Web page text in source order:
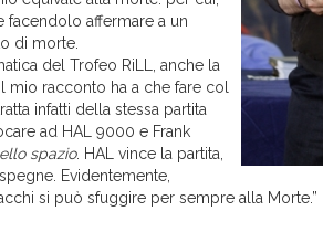
facendolo affermare a un
di morte.
del Trofeo RiLL, anche la
mio racconto ha a che fare col
infatti della stessa partita
ad HAL 9000 e Frank
spazio. HAL vince la partita,
Evidentemente,
si può sfuggire per sempre alla Morte.”